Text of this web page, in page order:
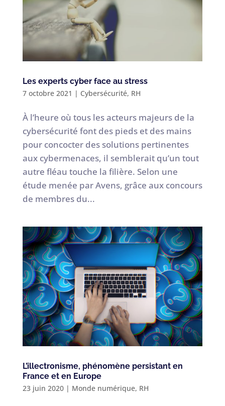
Les experts cyber face au stress
7 octobre 2021 | Cybersécurité, RH
À l’heure où tous les acteurs majeurs de la
cybersécurité font des pieds et des mains
pour concocter des solutions pertinentes
aux cybermenaces, il semblerait qu’un tout
autre fléau touche la filière. Selon une
étude menée par Avens, grâce aux concours
de membres du...
L’illectronisme, phénomène persistant en
France et en Europe
23 juin 2020| Monde numérique, RH